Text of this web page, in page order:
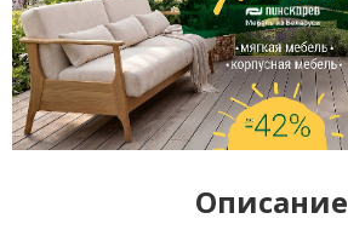
Описание